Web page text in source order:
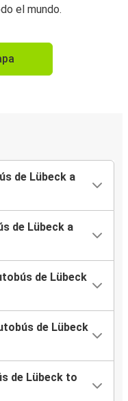
el mundo.
de Lübeck a
de Lübeck a
de Lübeck
de Lübeck
de Lübeck to